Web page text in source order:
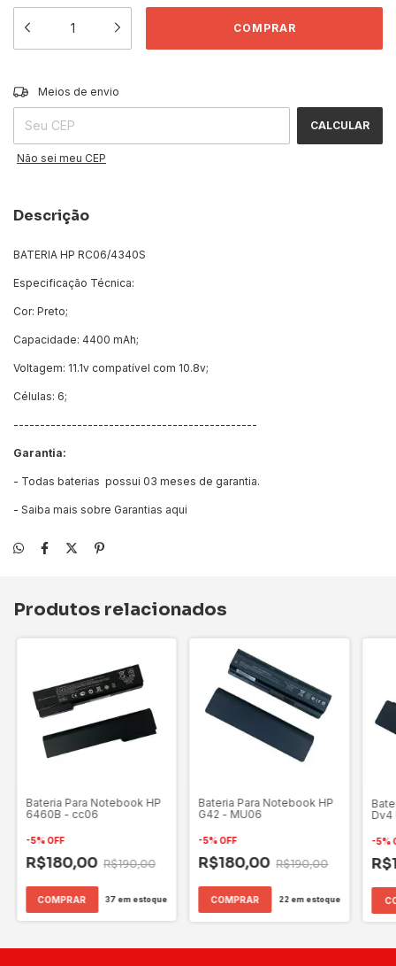
Entregas para o CEP:
Meios de envio
CALCULAR
Não sei meu CEP
Descrição
BATERIA HP RC06/4340S
Especificação Técnica:
Cor: Preto;
Capacidade: 4400 mAh;
Voltagem: 11.1v compatível com 10.8v;
Células: 6;
----------------------------------------------
Garantia:
- Todas baterias possui 03 meses de garantia.
- Saiba mais sobre Garantias aqui
Produtos relacionados
Bateria Para Notebook HP
6460B - cc06
-5%OFF
R$180,00 R$190,00
37em estoque
Bateria Para Notebook HP
G42 - MU06
-5%OFF
R$180,00 R$190,00
22em estoque
Dv4
-5%